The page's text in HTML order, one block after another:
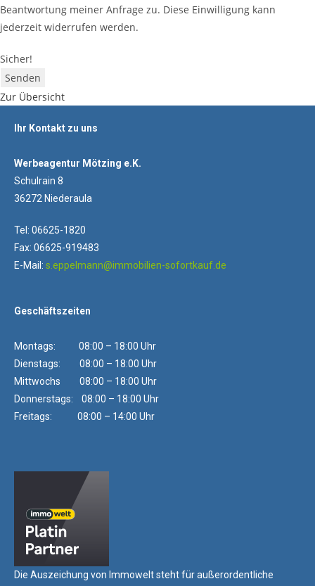
Beantwortung meiner Anfrage zu. Diese Einwilligung kann
jederzeit widerrufen werden.
Sicher!
Senden
Zur Übersicht
Ihr Kontakt zu uns
Werbeagentur Mötzing e.K.
Schulrain 8
36272 Niederaula
Tel: 06625-1820
Fax: 06625-919483
E-Mail: s.eppelmann@immobilien-sofortkauf.de
Geschäftszeiten
Montags: 08:00 – 18:00 Uhr
Dienstags: 08:00 – 18:00 Uhr
Mittwochs 08:00 – 18:00 Uhr
Donnerstags: 08:00 – 18:00 Uhr
Freitags: 08:00 – 14:00 Uhr
Die Auszeichung von Immowelt steht für außerordentliche